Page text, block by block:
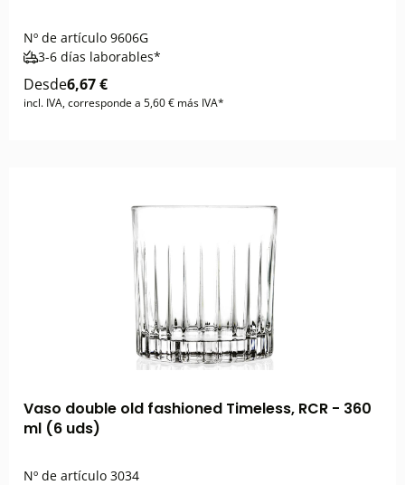
Nº de artículo 9606G
3-6 días laborables*
Desde6,67 €
incl. IVA, corresponde a 5,60 € más IVA*
Vaso double old fashioned Timeless, RCR - 360
ml (6 uds)
Nº de artículo 3034